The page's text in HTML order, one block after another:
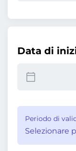
Data di
Periodo di
Selezionare